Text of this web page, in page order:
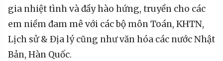
gia nhiệt tình và đầy hào hứng, truyền cho các
em niềm đam mê với các bộ môn Toán, KHTN,
Lịch sử & Địa lý cũng như văn hóa các nước Nhật
Bản, Hàn Quốc.